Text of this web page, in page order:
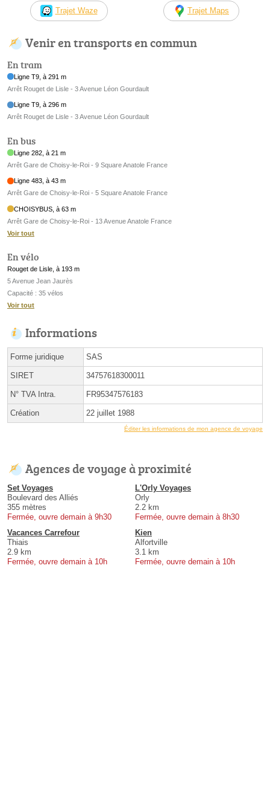
Trajet Waze Trajet Maps
Venir en transports en commun
En tram
Ligne T9, à 291 m
Arrêt Rouget de Lisle - 3 Avenue Léon Gourdault
Ligne T9, à 296 m
Arrêt Rouget de Lisle - 3 Avenue Léon Gourdault
En bus
Ligne 282, à 21 m
Arrêt Gare de Choisy-le-Roi - 9 Square Anatole France
Ligne 483, à 43 m
Arrêt Gare de Choisy-le-Roi - 5 Square Anatole France
CHOISYBUS, à 63 m
Arrêt Gare de Choisy-le-Roi - 13 Avenue Anatole France
Voir tout
En vélo
Rouget de Lisle, à 193 m
5 Avenue Jean Jaurès
Capacité : 35 vélos
Voir tout
Informations
Forme juridique SAS
SIRET 34757618300011
N° TVA Intra. FR95347576183
Création 22 juillet 1988
Éditer les informations de mon agence de voyage
Agences de voyage à proximité
Set Voyages
Boulevard des Alliés
355 mètres
Fermée, ouvre demain à 9h30
L'Orly Voyages
Orly
2.2 km
Fermée, ouvre demain à 8h30
Vacances Carrefour
Thiais
2.9 km
Fermée, ouvre demain à 10h
Kien
Alfortville
3.1 km
Fermée, ouvre demain à 10h